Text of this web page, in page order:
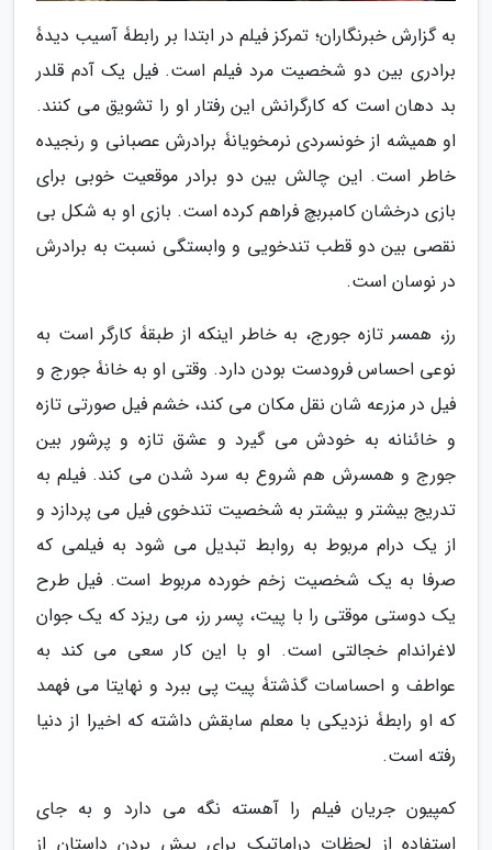
به گزارش خبرنگاران؛ تمرکز فیلم در ابتدا بر رابطۀ آسیب دیدۀ
برادری بین دو شخصیت مرد فیلم است. فیل یک آدم قلدر
بد دهان است که کارگرانش این رفتار او را تشویق می کنند.
او همیشه از خونسردی نرمخویانۀ برادرش عصبانی و رنجیده
خاطر است. این چالش بین دو برادر موقعیت خوبی برای
بازی درخشان کامبربچ فراهم کرده است. بازی او به شکل بی
نقصی بین دو قطب تندخویی و وابستگی نسبت به برادرش
در نوسان است.
رز، همسر تازه جورج، به خاطر اینکه از طبقۀ کارگر است به
نوعی احساس فرودست بودن دارد. وقتی او به خانۀ جورج و
فیل در مزرعه شان نقل مکان می کند، خشم فیل صورتی تازه
و خائنانه به خودش می گیرد و عشق تازه و پرشور بین
جورج و همسرش هم شروع به سرد شدن می کند. فیلم به
تدریج بیشتر و بیشتر به شخصیت تندخوی فیل می پردازد و
از یک درام مربوط به روابط تبدیل می شود به فیلمی که
صرفا به یک شخصیت زخم خورده مربوط است. فیل طرح
یک دوستی موقتی را با پیت، پسر رز، می ریزد که یک جوان
لاغراندام خجالتی است. او با این کار سعی می کند به
عواطف و احساسات گذشتۀ پیت پی ببرد و نهایتا می فهمد
که او رابطۀ نزدیکی با معلم سابقش داشته که اخیرا از دنیا
رفته است.
کمپیون جریان فیلم را آهسته نگه می دارد و به جای
استفاده از لحظات دراماتیک برای پیش بردن داستان از